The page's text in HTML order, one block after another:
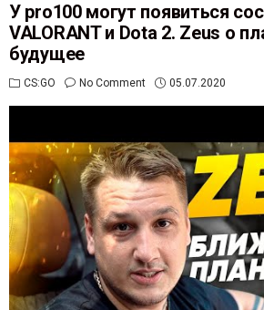
У pro100 могут появиться
VALORANT и Dota 2. Zeus о
будущее
CS:GO No Comment 05.07.2020